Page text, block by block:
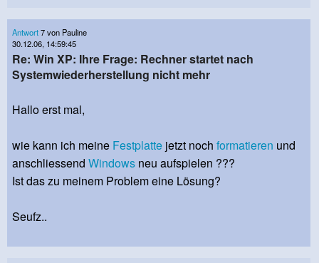
Antwort7 von Pauline
30.12.06, 14:59:45
Re: Win XP: Ihre Frage: Rechner startet nach
Systemwiederherstellung nicht mehr
Hallo erst mal,
wie kann ich meine Festplatte jetzt noch formatieren und
anschliessend Windows neu aufspielen ???
Ist das zu meinem Problem eine Lösung?
Seufz..